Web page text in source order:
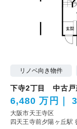
リノベ向き物件
下寺2丁目 中古戸
6,480 万円
大阪市天王寺区
四天王寺前夕陽ヶ丘駅